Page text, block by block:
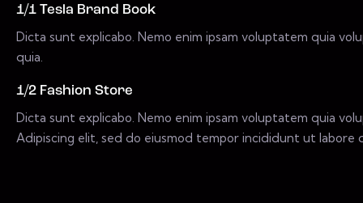
1/1 Tesla Brand Book
Dicta sunt explicabo. Nemo enim ipsam voluptatem quia
quia.
1/2 Fashion Store
Dicta sunt explicabo. Nemo enim ipsam voluptatem quia
Adipiscing elit, sed do eiusmod tempor incididunt ut labore